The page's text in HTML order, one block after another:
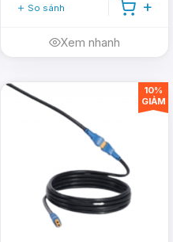
Với mức công suất
lắp đặt đèn để quý
So sánh
Xem nhanh
10%
GIẢM